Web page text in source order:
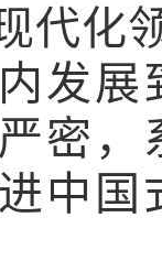
代化
发展
密，
中国